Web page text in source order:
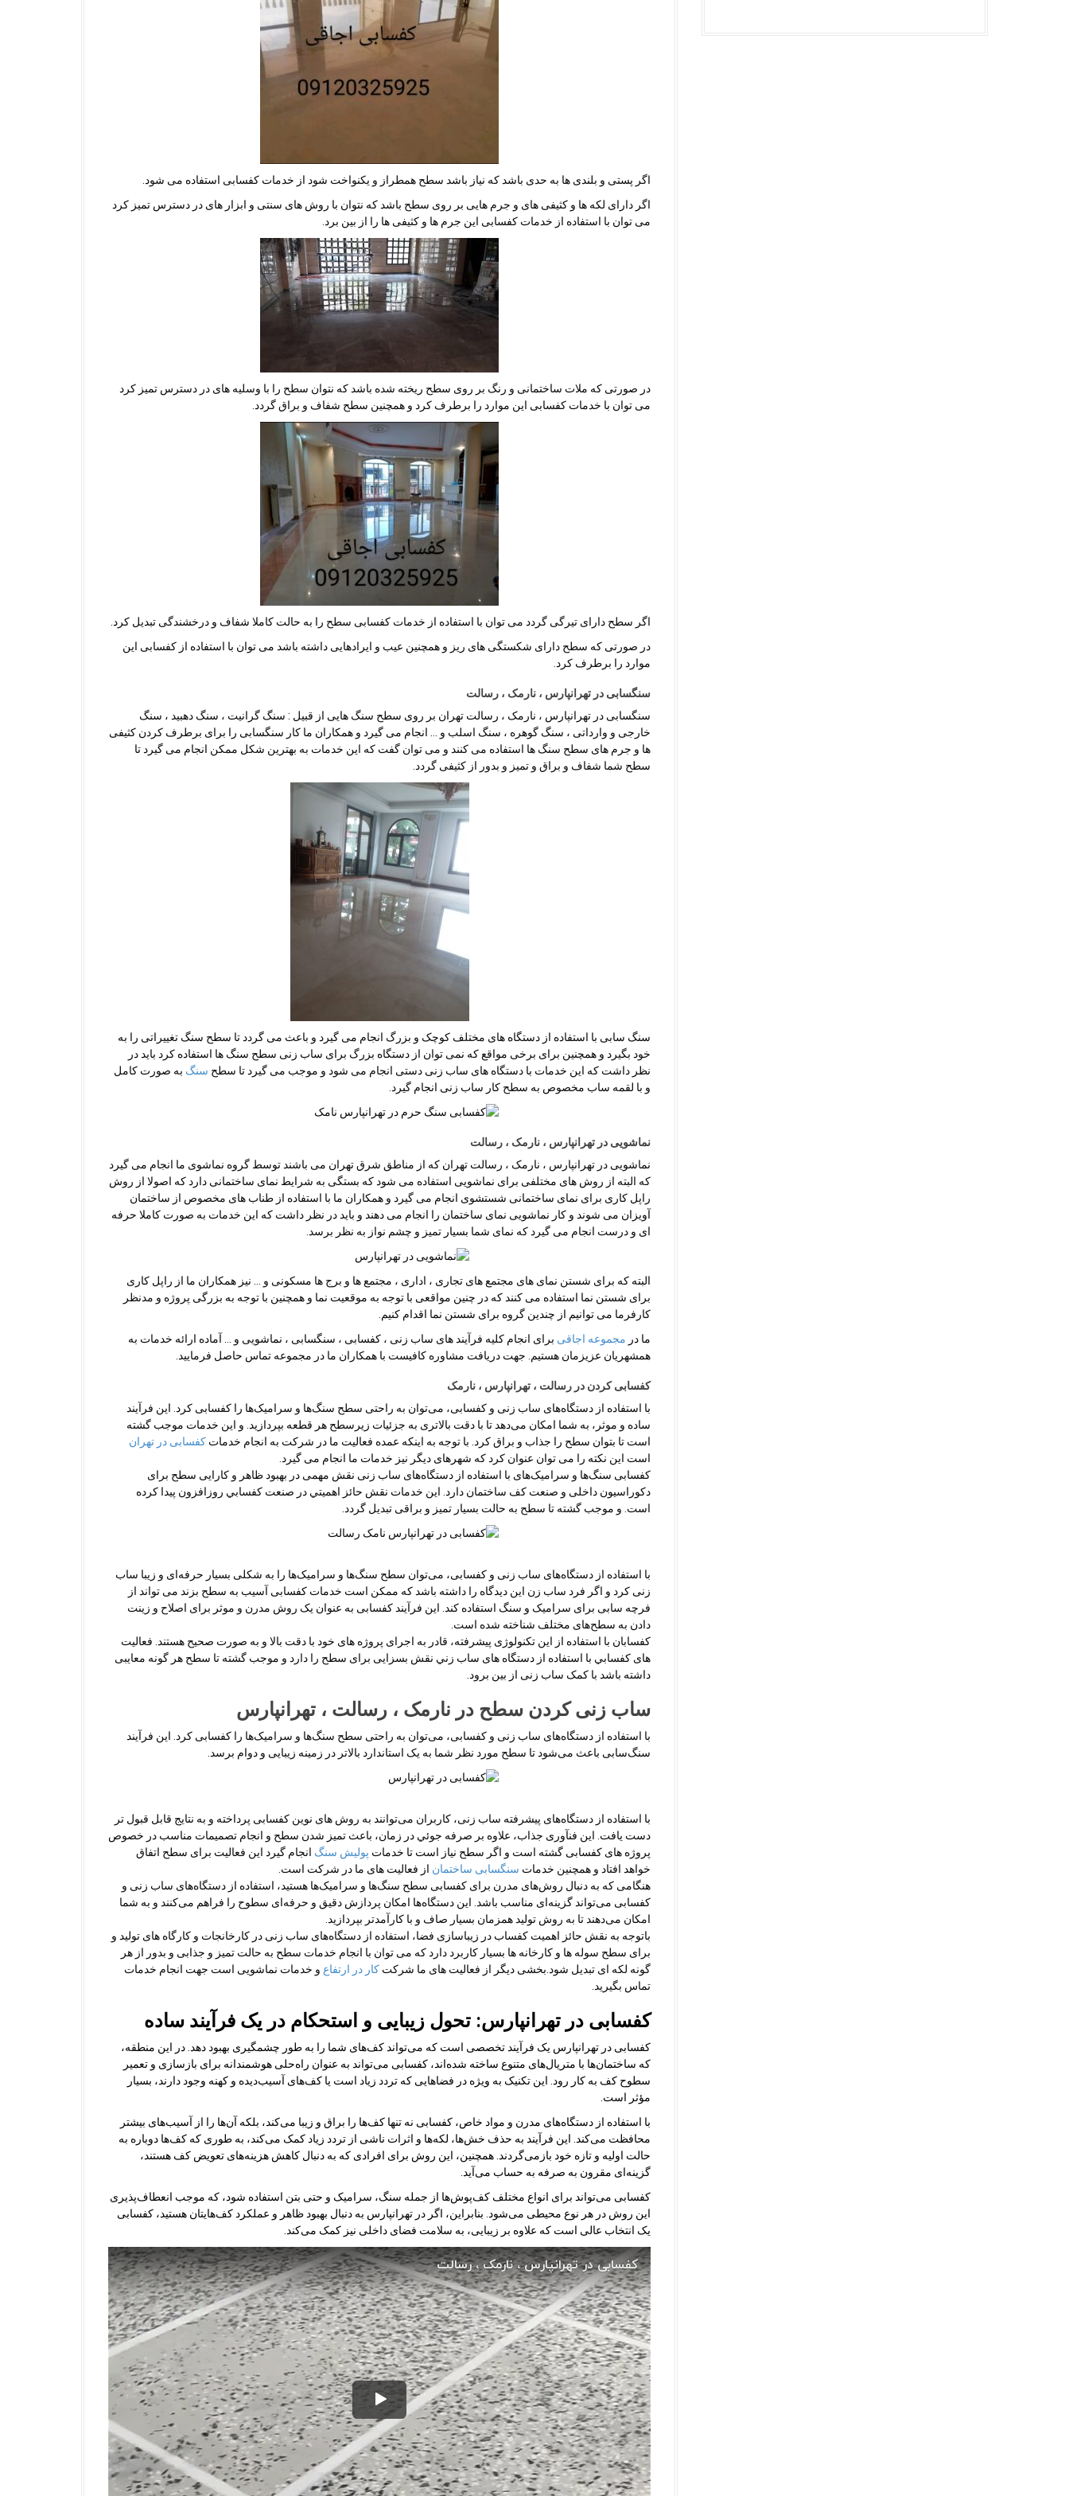
اگر پستی و بلندی ها به حدی باشد که نیاز باشد سطح همطراز و یکنواخت شود از خدمات کفسابی استفاده می شود.
اگر دارای لکه ها و کثیفی های و جرم هایی بر روی سطح باشد که نتوان با روش های سنتی و ابزار های در دسترس تمیز کرد
می توان با استفاده از خدمات کفسابی این جرم ها و کثیفی ها را از بین برد.
در صورتی که ملات ساختمانی و رنگ بر روی سطح ریخته شده باشد که نتوان سطح را با وسلیه های در دسترس تمیز کرد
می توان با خدمات کفسابی این موارد را برطرف کرد و همچنین سطح شفاف و براق گردد.
اگر سطح دارای تیرگی گردد می توان با استفاده از خدمات کفسابی سطح را به حالت کاملا شفاف و درخشندگی تبدیل کرد.
در صورتی که سطح دارای شکستگی های ریز و همچنین عیب و ایرادهایی داشته باشد می توان با استفاده از کفسابی این
موارد را برطرف کرد.
سنگسابی در تهرانپارس ، نارمک ، رسالت
سنگسابی در تهرانپارس ، نارمک ، رسالت تهران بر روی سطح سنگ هایی از قبیل : سنگ گرانیت ، سنگ دهبید ، سنگ
خارجی و وارداتی ، سنگ گوهره ، سنگ اسلب و … انجام می گیرد و همکاران ما کار سنگسابی را برای برطرف کردن کثیفی
ها و جرم های سطح سنگ ها استفاده می کنند و می توان گفت که این خدمات به بهترین شکل ممکن انجام می گیرد تا
سطح شما شفاف و براق و تمیز و بدور از کثیفی گردد.
سنگ سابی با استفاده از دستگاه های مختلف کوچک و بزرگ انجام می گیرد و باعث می گردد تا سطح سنگ تغییراتی را به
خود بگیرد و همچنین برای برخی مواقع که نمی توان از دستگاه بزرگ برای ساب زنی سطح سنگ ها استفاده کرد باید در
نظر داشت که این خدمات با دستگاه های ساب زنی دستی انجام می شود و موجب می گیرد تا سطح سنگ به صورت کامل
و با لقمه ساب مخصوص به سطح کار ساب زنی انجام گیرد.
نماشویی در تهرانپارس ، نارمک ، رسالت
نماشویی در تهرانپارس ، نارمک ، رسالت تهران که از مناطق شرق تهران می باشند توسط گروه نماشوی ما انجام می گیرد
که البته از روش های مختلفی برای نماشویی استفاده می شود که بستگی به شرایط نمای ساختمانی دارد که اصولا از روش
راپل کاری برای نمای ساختمانی شستشوی انجام می گیرد و همکاران ما با استفاده از طناب های مخصوص از ساختمان
آویزان می شوند و کار نماشویی نمای ساختمان را انجام می دهند و باید در نظر داشت که این خدمات به صورت کاملا حرفه
ای و درست انجام می گیرد که نمای شما بسیار تمیز و چشم نواز به نظر برسد.
البته که برای شستن نمای های مجتمع های تجاری ، اداری ، مجتمع ها و برج ها مسکونی و … نیز همکاران ما از راپل کاری
برای شستن نما استفاده می کنند که در چنین مواقعی با توجه به موقعیت نما و همچنین با توجه به بزرگی پروژه و مدنظر
کارفرما می توانیم از چندین گروه برای شستن نما اقدام کنیم.
ما در مجموعه اجاقی برای انجام کلیه فرآیند های ساب زنی ، کفسابی ، سنگسابی ، نماشویی و … آماده ارائه خدمات به
همشهریان عزیزمان هستیم. جهت دریافت مشاوره کافیست با همکاران ما در مجموعه تماس حاصل فرمایید.
کفسابی کردن در رسالت ، تهرانپارس ، نارمک
با استفاده از دستگاه‌های ساب زنی و کفسابی، می‌توان به راحتی سطح سنگ‌ها و سرامیک‌ها را کفسابی کرد. این فرآیند
ساده و موثر، به شما امکان می‌دهد تا با دقت بالاتری به جزئیات زیرسطح هر قطعه بپردازید. و این خدمات موجب گشته
است تا بتوان سطح را جذاب و براق کرد. با توجه به اینکه عمده فعالیت ما در شرکت به انجام خدمات کفسابی در تهران
است این نکته را می توان عنوان کرد که شهرهای دیگر نیز خدمات ما انجام می گیرد.
کفسابی سنگ‌ها و سرامیک‌های با استفاده از دستگاه‌های ساب زنی نقش مهمی در بهبود ظاهر و کارایی سطح برای
دکوراسیون داخلی و صنعت کف ساختمان دارد. این خدمات نقش حائز اهميتي در صنعت کفسابي روزافزون پيدا كرده
است. و موجب گشته تا سطح به حالت بسیار تمیز و براقی تبدیل گردد.
با استفاده از دستگاه‌های ساب زنی و کفسابی، می‌توان سطح سنگ‌ها و سرامیک‌ها را به شکلی بسیار حرفه‌ای و زیبا ساب
زنی کرد و اگر فرد ساب زن این دیدگاه را داشته باشد که ممکن است خدمات کفسابی آسیب به سطح بزند می تواند از
فرچه سابی برای سرامیک و سنگ استفاده کند. این فرآیند کفسابی به عنوان یک روش مدرن و موثر برای اصلاح و زینت
دادن به سطح‌های مختلف شناخته شده است.
کفسابان با استفاده از این تکنولوژی پیشرفته، قادر به اجرای پروژه های خود با دقت بالا و به صورت صحيح هستند. فعاليت
های کفسابي با استفاده از دستگاه های ساب زني نقش بسزایی برای سطح را دارد و موجب گشته تا سطح هر گونه معایبی
داشته باشد با کمک ساب زنی از بین برود.
ساب زنی کردن سطح در نارمک ، رسالت ، تهرانپارس
با استفاده از دستگاه‌های ساب زنی و کفسابی، می‌توان به راحتی سطح سنگ‌ها و سرامیک‌ها را کفسابی کرد. این فرآیند
سنگ‌سابی باعث می‌شود تا سطح مورد نظر شما به یک استاندارد بالاتر در زمینه زیبایی و دوام برسد.
با استفاده از دستگاه‌های پیشرفته ساب زنی، کاربران می‌توانند به روش های نوین کفسابی پرداخته و به نتایج قابل قبول تر
دست یافت. این فنآوری جذاب، علاوه بر صرفه جوئي در زمان، باعث تمیز شدن سطح و انجام تصميمات مناسب در خصوص
پروژه های کفسابى گشته است و اگر سطح نیاز است تا خدمات پولیش سنگ انجام گیرد این فعالیت برای سطح اتفاق
خواهد افتاد و همچنین خدمات سنگسابی ساختمان از فعالیت های ما در شرکت است.
هنگامی که به دنبال روش‌های مدرن برای کفسابی سطح سنگ‌ها و سرامیک‌ها هستید، استفاده از دستگاه‌های ساب زنی و
کفسابی می‌تواند گزینه‌ای مناسب باشد. این دستگاه‌ها امکان پردازش دقیق و حرفه‌ای سطوح را فراهم می‌کنند و به شما
امکان می‌دهند تا به روش تولید همزمان بسیار صاف و با کارآمدتر بپردازید.
باتوجه به نقش حائز اهمیت کفساب در زیباسازی فضا، استفاده از دستگاه‌های ساب زنی در کارخانجات و کارگاه های تولید و
برای سطح سوله ها و کارخانه ها بسیار کاربرد دارد که می توان با انجام خدمات سطح به حالت تمیز و جذابی و بدور از هر
گونه لکه ای تبدیل شود.بخشی دیگر از فعالیت های ما شرکت کار در ارتفاع و خدمات نماشویی است جهت انجام خدمات
تماس بگیرید.
کفسابی در تهرانپارس: تحول زیبایی و استحکام در یک فرآیند ساده
کفسابی در تهرانپارس یک فرآیند تخصصی است که می‌تواند کف‌های شما را به طور چشمگیری بهبود دهد. در این منطقه،
که ساختمان‌ها با متریال‌های متنوع ساخته شده‌اند، کفسابی می‌تواند به عنوان راه‌حلی هوشمندانه برای بازسازی و تعمیر
سطوح کف به کار رود. این تکنیک به ویژه در فضاهایی که تردد زیاد است یا کف‌های آسیب‌دیده و کهنه وجود دارند، بسیار
مؤثر است.
با استفاده از دستگاه‌های مدرن و مواد خاص، کفسابی نه تنها کف‌ها را براق و زیبا می‌کند، بلکه آن‌ها را از آسیب‌های بیشتر
محافظت می‌کند. این فرآیند به حذف خش‌ها، لکه‌ها و اثرات ناشی از تردد زیاد کمک می‌کند، به طوری که کف‌ها دوباره به
حالت اولیه و تازه خود بازمی‌گردند. همچنین، این روش برای افرادی که به دنبال کاهش هزینه‌های تعویض کف هستند،
گزینه‌ای مقرون به صرفه به حساب می‌آید.
کفسابی می‌تواند برای انواع مختلف کف‌پوش‌ها از جمله سنگ، سرامیک و حتی بتن استفاده شود، که موجب انعطاف‌پذیری
این روش در هر نوع محیطی می‌شود. بنابراین، اگر در تهرانپارس به دنبال بهبود ظاهر و عملکرد کف‌هایتان هستید، کفسابی
یک انتخاب عالی است که علاوه بر زیبایی، به سلامت فضای داخلی نیز کمک می‌کند.